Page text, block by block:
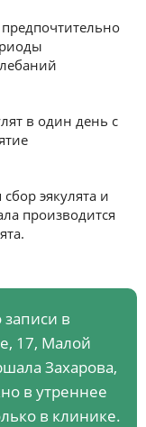
в один день с
эякулята и
производится
в
17, Малой
Захарова,
в утреннее
в клинике.